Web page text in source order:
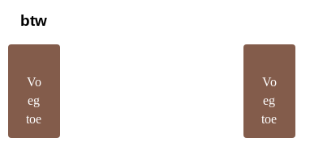
btw
Vo
eg
toe
Vo
eg
toe